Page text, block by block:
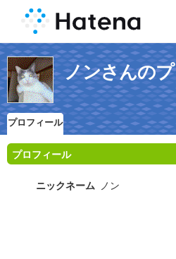
ノンさんの
プロフィール
プロフィール
ニックネーム ノン